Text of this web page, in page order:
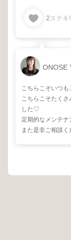
2ステキ!
ONOSE
こちらこそいつも
こちらこそたく
した♡
定期的なメンテナ
また是非ご相談